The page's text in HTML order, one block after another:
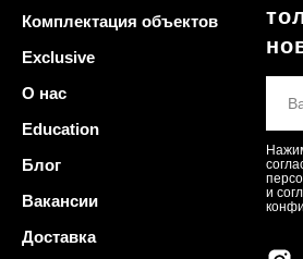
Комплектация объектов
Exclusive
О нас
Education
Блог
Вакансии
Доставка
и